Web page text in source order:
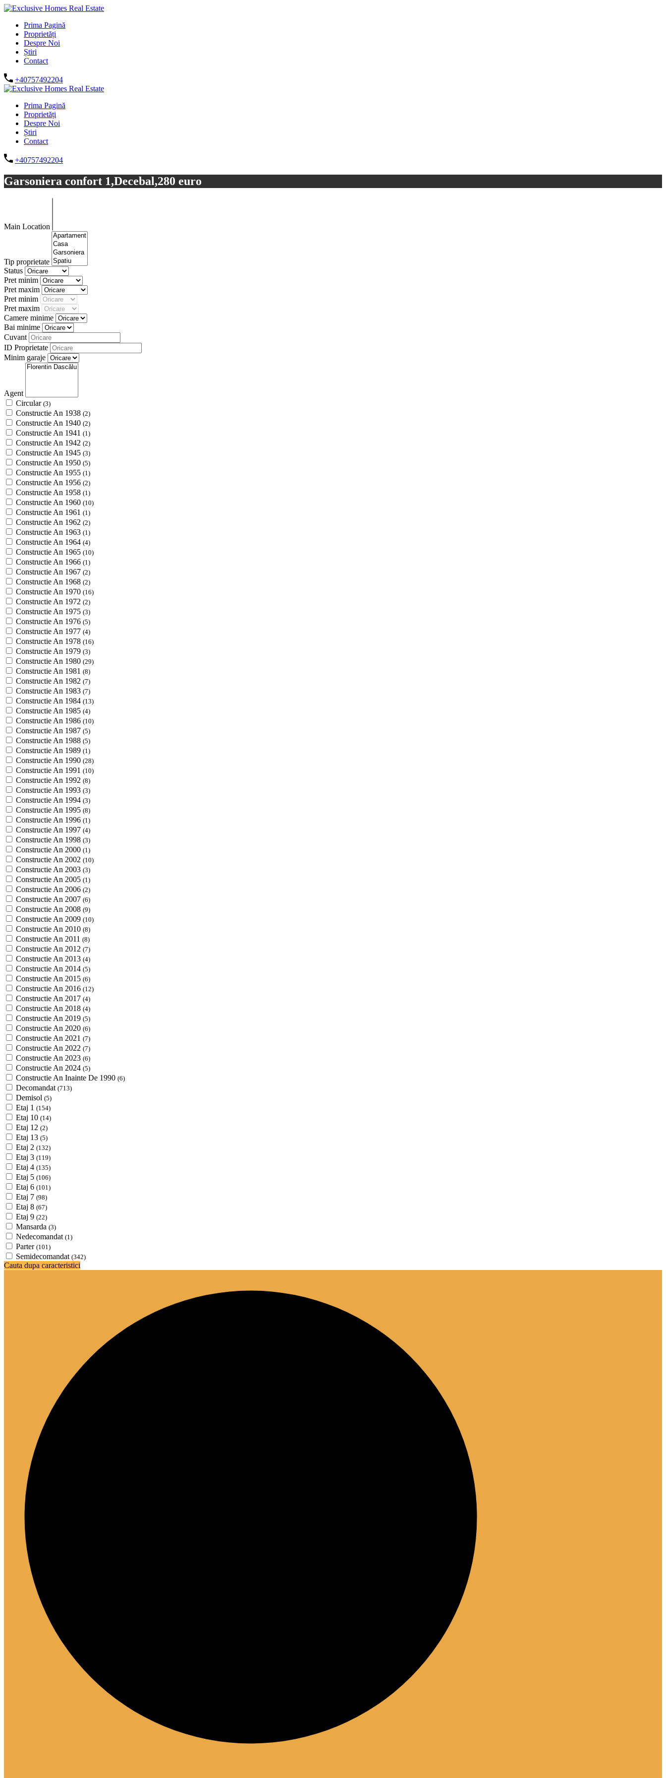
Prima Pagină
Proprietăți
Despre Noi
Știri
Contact
+40757492204
Prima Pagină
Proprietăți
Despre Noi
Știri
Contact
+40757492204
Garsoniera confort 1,Decebal,280 euro
Main Location
Tip proprietate
Status
Pret minim
Pret maxim
Pret minim
Pret maxim
Camere minime
Bai minime
Cuvant
ID Proprietate
Minim garaje
Agent
Circular (3)
Constructie An 1938 (2)
Constructie An 1940 (2)
Constructie An 1941 (1)
Constructie An 1942 (2)
Constructie An 1945 (3)
Constructie An 1950 (5)
Constructie An 1955 (1)
Constructie An 1956 (2)
Constructie An 1958 (1)
Constructie An 1960 (10)
Constructie An 1961 (1)
Constructie An 1962 (2)
Constructie An 1963 (1)
Constructie An 1964 (4)
Constructie An 1965 (10)
Constructie An 1966 (1)
Constructie An 1967 (2)
Constructie An 1968 (2)
Constructie An 1970 (16)
Constructie An 1972 (2)
Constructie An 1975 (3)
Constructie An 1976 (5)
Constructie An 1977 (4)
Constructie An 1978 (16)
Constructie An 1979 (3)
Constructie An 1980 (29)
Constructie An 1981 (8)
Constructie An 1982 (7)
Constructie An 1983 (7)
Constructie An 1984 (13)
Constructie An 1985 (4)
Constructie An 1986 (10)
Constructie An 1987 (5)
Constructie An 1988 (5)
Constructie An 1989 (1)
Constructie An 1990 (28)
Constructie An 1991 (10)
Constructie An 1992 (8)
Constructie An 1993 (3)
Constructie An 1994 (3)
Constructie An 1995 (8)
Constructie An 1996 (1)
Constructie An 1997 (4)
Constructie An 1998 (3)
Constructie An 2000 (1)
Constructie An 2002 (10)
Constructie An 2003 (3)
Constructie An 2005 (1)
Constructie An 2006 (2)
Constructie An 2007 (6)
Constructie An 2008 (9)
Constructie An 2009 (10)
Constructie An 2010 (8)
Constructie An 2011 (8)
Constructie An 2012 (7)
Constructie An 2013 (4)
Constructie An 2014 (5)
Constructie An 2015 (6)
Constructie An 2016 (12)
Constructie An 2017 (4)
Constructie An 2018 (4)
Constructie An 2019 (5)
Constructie An 2020 (6)
Constructie An 2021 (7)
Constructie An 2022 (7)
Constructie An 2023 (6)
Constructie An 2024 (5)
Constructie An Inainte De 1990 (6)
Decomandat (713)
Demisol (5)
Etaj 1 (154)
Etaj 10 (14)
Etaj 12 (2)
Etaj 13 (5)
Etaj 2 (132)
Etaj 3 (119)
Etaj 4 (135)
Etaj 5 (106)
Etaj 6 (101)
Etaj 7 (98)
Etaj 8 (67)
Etaj 9 (22)
Mansarda (3)
Nedecomandat (1)
Parter (101)
Semidecomandat (342)
Cauta dupa caracteristici